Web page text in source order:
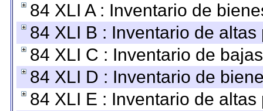
84 XLI A : Inventario de
84 XLI B : Inventario de
84 XLI C : Inventario de
84 XLI D : Inventario de
84 XLI E : Inventario de